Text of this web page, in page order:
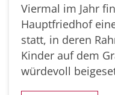
Viermal im Jahr
Hauptfriedhof
statt, in deren
Kinder auf dem
würdevoll